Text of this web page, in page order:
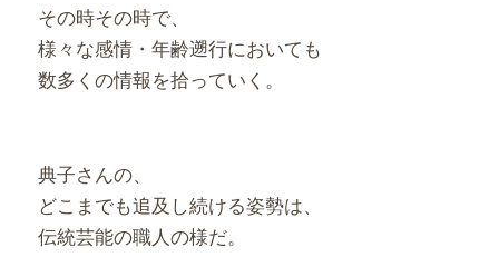
その時その時で、
様々な感情・年齢遡行においても
数多くの情報を拾っていく。
典子さんの、
どこまでも追及し続ける姿勢は、
伝統芸能の職人の様だ。